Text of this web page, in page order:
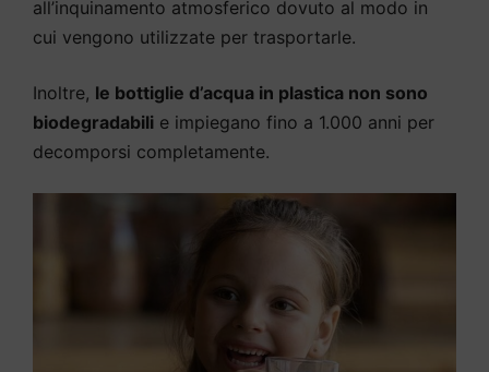
all’inquinamento atmosferico dovuto al modo in
cui vengono utilizzate per trasportarle.
Inoltre, le bottiglie d’acqua in plastica non sono
biodegradabili e impiegano fino a 1.000 anni per
decomporsi completamente.